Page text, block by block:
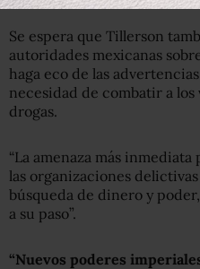
Se espera que Tillerson
autoridades mexicanas
haga eco de las
necesidad de combatir a
drogas.
“La amenaza más
las organizaciones delictivas
búsqueda de dinero y
a su paso”.
“Nuevos poderes